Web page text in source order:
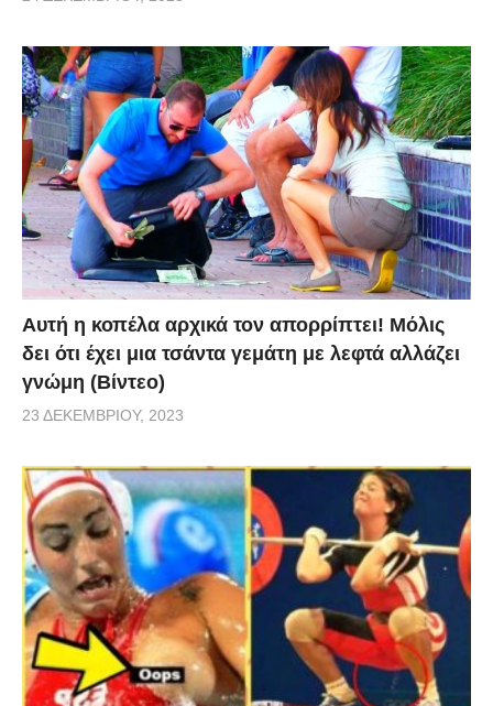
Αυτή η κοπέλα αρχικά τον απορρίπτει! Μόλις
δει ότι έχει μια τσάντα γεμάτη με λεφτά αλλάζει
γνώμη (Βίντεο)
23 ΔΕΚΕΜΒΡΊΟΥ, 2023